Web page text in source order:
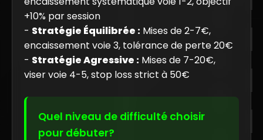
+10% par session
- Stratégie Équilibrée : Mises de 2-7€,
encaissement voie 3, tolérance de perte 20€
- Stratégie Agressive : Mises de 7-20€,
viser voie 4-5, stop loss strict à 50€
Quel niveau de difficulté choisir
pour débuter?